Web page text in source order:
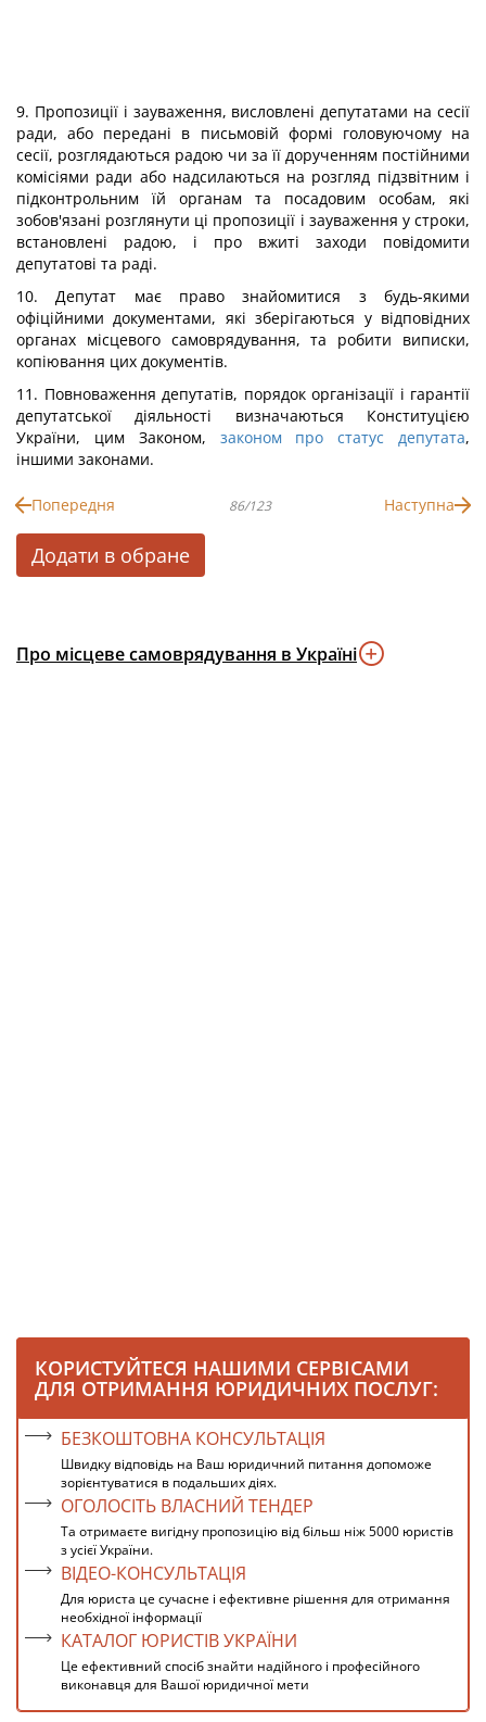
9. Пропозиції і зауваження, висловлені депутатами на сесії
ради, або передані в письмовій формі головуючому на
сесії, розглядаються радою чи за її дорученням постійними
комісіями ради або надсилаються на розгляд підзвітним і
підконтрольним їй органам та посадовим особам, які
зобов'язані розглянути ці пропозиції і зауваження у строки,
встановлені радою, і про вжиті заходи повідомити
депутатові та раді.
10. Депутат має право знайомитися з будь-якими
офіційними документами, які зберігаються у відповідних
органах місцевого самоврядування, та робити виписки,
копіювання цих документів.
11. Повноваження депутатів, порядок організації і гарантії
депутатської діяльності визначаються Конституцією
України, цим Законом, законом про статус депутата,
іншими законами.
Попередня 86/123 Наступна
Додати в обране
Про місцеве самоврядування в Україні
КОРИСТУЙТЕСЯ НАШИМИ СЕРВІСАМИ
ДЛЯ ОТРИМАННЯ ЮРИДИЧНИХ ПОСЛУГ:
БЕЗКОШТОВНА КОНСУЛЬТАЦІЯ
Швидку відповідь на Ваш юридичний питання допоможе
зорієнтуватися в подальших діях.
ОГОЛОСІТЬ ВЛАСНИЙ ТЕНДЕР
Та отримаєте вигідну пропозицію від більш ніж 5000 юристів
з усієї України.
ВІДЕО-КОНСУЛЬТАЦІЯ
Для юриста це сучасне і ефективне рішення для отримання
необхідної інформації
КАТАЛОГ ЮРИСТІВ УКРАЇНИ
Це ефективний спосіб знайти надійного і професійного
виконавця для Вашої юридичної мети